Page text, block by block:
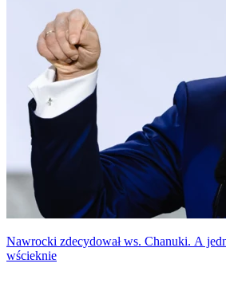
Nawrocki zdecydował ws. Chanuki. A
wścieknie